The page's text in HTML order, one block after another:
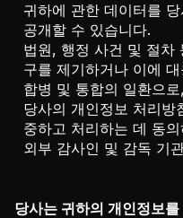
귀하에 관한 데이터를
공개할 수 있습니다.
법원, 행정 사건 및 절차
구를 제기하거나 이에
합병 및 통합의 일환으
당사의 개인정보 처리방
중하고 처리하는 데 동
외부 감사인 및 감독 기
당사는 귀하의 개인정보